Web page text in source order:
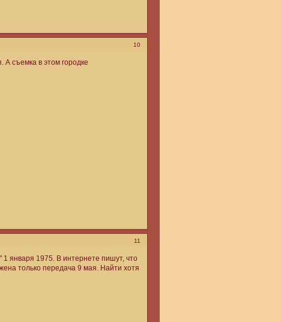
10
съемка в этом городке
11
января 1975. В интернете пишут, что
только передача 9 мая. Найти хотя